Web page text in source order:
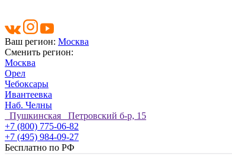
Ваш регион: Москва
Сменить регион:
Москва
Орел
Чебоксары
Ивантеевка
Наб. Челны
Пушкинская Петровский б-р, 15
+7 (800) 775-06-82
+7 (495) 984-09-27
Бесплатно по РФ